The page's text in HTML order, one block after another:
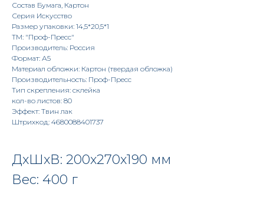
Состав Бумага, Картон
Серия Искусство
Размер упаковки: 14,5*20,5*1
TM: "Проф-Пресс"
Производитель: Россия
Формат: А5
Материал обложки: Картон (твердая обложка)
Производительность: Проф-Пресс
Тип скрепления: склейка
кол-во листов: 80
Эффект: Твин лак
Штрихкод: 4680088401737
ДxШxВ: 200x270x190 мм
Вес: 400 г